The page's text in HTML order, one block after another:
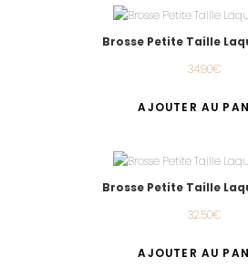
Brosse Petite Taille
34.90€
AJOUTER AU
Brosse Petite Taille
32.50€
AJOUTER AU